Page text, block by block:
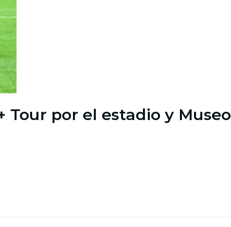
Tour por el estadio y Museo